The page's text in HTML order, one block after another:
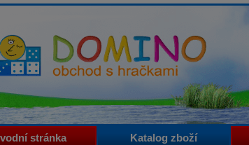
- obchod s hračkami
stránka Katalog zboží